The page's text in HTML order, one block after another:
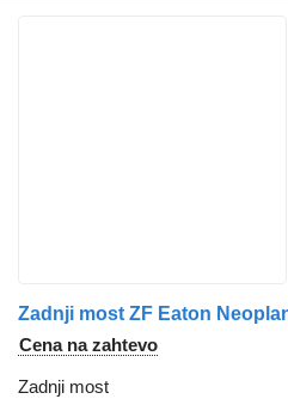
Cena na zahtevo
Zadnji most